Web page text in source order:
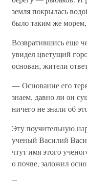
земля покрылась
было таким же
Возвратившись еще
увидел цветущий
основан, жители
— Основание его
знаем, давно ли он
ничего не знали об
Эту поучительную
ученый Василий
чтут имя этого
о почве, заложил